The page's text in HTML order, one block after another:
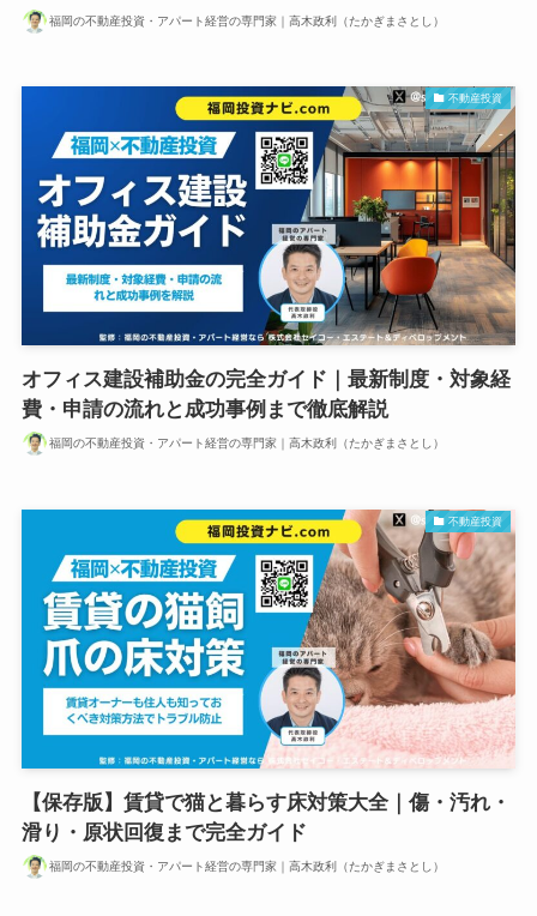
福岡の不動産投資・アパート経営の専門家｜高木政利（たかぎまさとし）
不動産投資
オフィス建設補助金の完全ガイド｜最新制度・対象経
費・申請の流れと成功事例まで徹底解説
福岡の不動産投資・アパート経営の専門家｜高木政利（たかぎまさとし）
不動産投資
【保存版】賃貸で猫と暮らす床対策大全｜傷・汚れ・
滑り・原状回復まで完全ガイド
福岡の不動産投資・アパート経営の専門家｜高木政利（たかぎまさとし）